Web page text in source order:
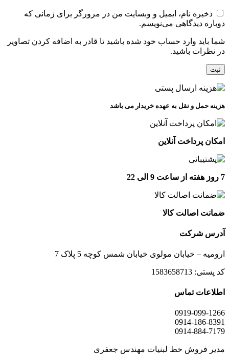
ذخیره نام، ایمیل و وبسایت من در مرورگر برای زمانی که
دوباره دیدگاهی می‌نویسم.
شما باید وارد حساب خود شده باشید تا قادر به اضافه کردن تصاویر
در نظرات باشید.
هزینه حمل و نقل به عهده خریدار می باشد
امکان پرداخت آنلاین
7 روز هفته از ساعت 9 الی 22
ضمانت اصالت کالا
آدرس شرکت
ارومیه – خیابان مولوی خیابان شمس کوچه 5 پلاک 7
کد پستی: 1583658713
اطلاعات تماس
0919-099-1266
0914-186-8391
0914-884-7179
مدیر فروش خط لبنیات مهندس جعفری